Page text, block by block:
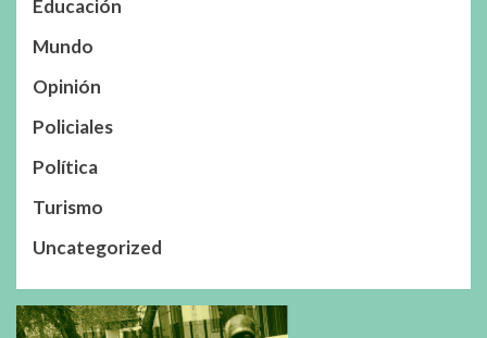
Educación
Mundo
Opinión
Policiales
Política
Turismo
Uncategorized